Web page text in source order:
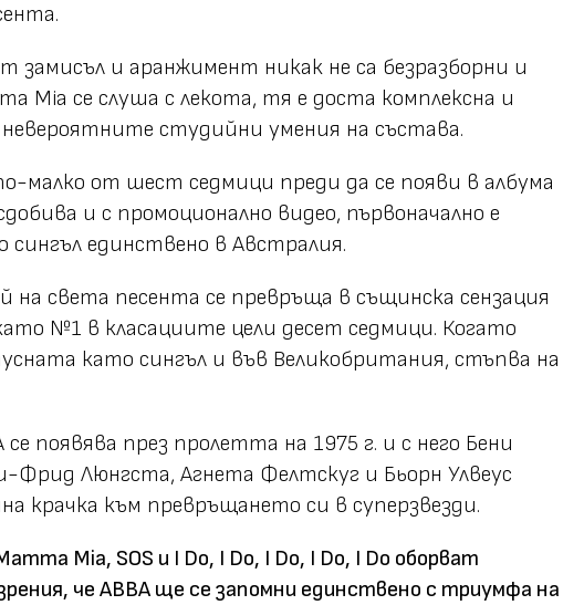
замисъл и аранжимент никак не са безразборни и
Mia се слуша с лекота, тя е доста комплексна и
студийни умения на състава.
малко от шест седмици преди да се появи в албума
и с промоционално видео, първоначално е
сингъл единствено в Австралия.
на света песента се превръща в същинска сензация
№1 в класациите цели десет седмици. Когато
като сингъл и във Великобритания, стъпва на
появява през пролетта на 1975 г. и с него Бени
Фрид Люнгста, Агнета Фелтскуг и Бьорн Улвеус
крачка към превръщането си в суперзвезди.
Mia, SOS и I Do, I Do, I Do, I Do, I Do оборват
че ABBA ще се запомни единствено с триумфа на